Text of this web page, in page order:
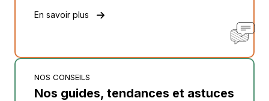
En savoir plus
NOS CONSEILS
Nos guides, tendances et astuces